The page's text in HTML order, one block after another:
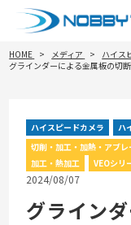
HOME メディア ハイス
グラインダーによる金属板の切断
ハイスピードカメラ ハ
切削・加工・加熱・アブ
加工・熱加工
VEOシリ
2024/08/07
グライン